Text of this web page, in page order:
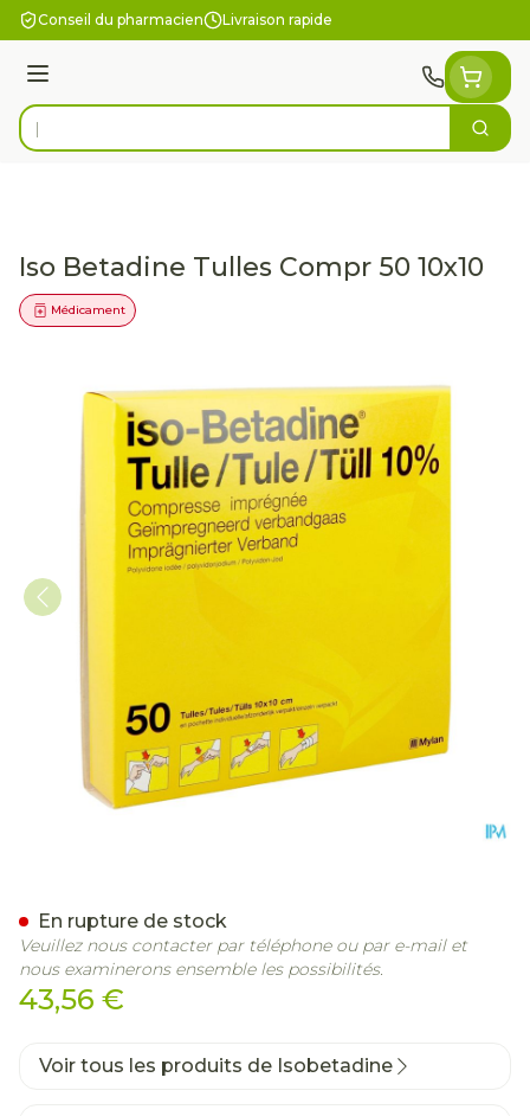
Aller au contenu
Conseil du pharmacien Livraison rapide
Menu
Rechercher
Iso Betadine Tulles Compr 50 10x10
Médicament
43,56 €
En rupture de stock
Veuillez nous contacter par téléphone ou par e-mail et
nous examinerons ensemble les possibilités.
Voir tous les produits de Isobetadine